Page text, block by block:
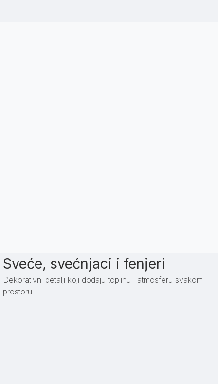
Sveće, svećnjaci i fenjeri
Dekorativni detalji koji dodaju toplinu i atmosferu svakom
prostoru.